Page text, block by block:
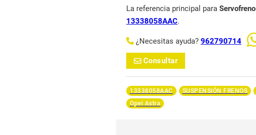
La referencia principal para Servofreno
13338058AAC.
¿Necesitas ayuda? 962790714
Consultar
13338058AAC SUSPENSIÓN FRENOS
Opel Astra